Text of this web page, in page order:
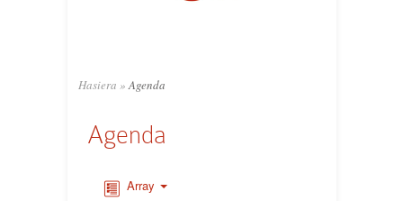
Hasiera » Agenda
Agenda
Array